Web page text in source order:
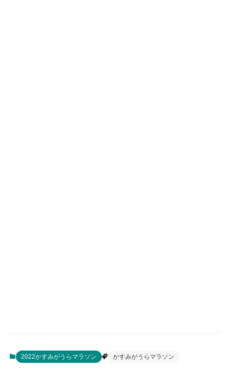
2022かすみがうらマラソン かすみがうらマラソン